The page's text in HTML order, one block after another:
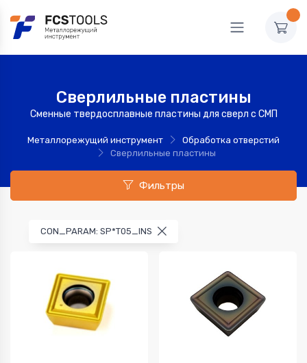
Сверлильные пластины
Сменные твердосплавные пластины для сверл с СМП
Металлорежущий инструмент
Обработка отверстий
Сверлильные пластины
Фильтры
CON_PARAM: SP*T05_INS